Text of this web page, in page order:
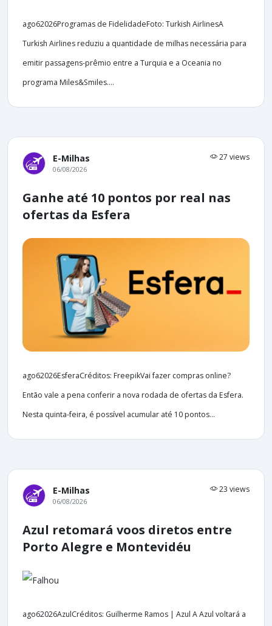
ago62026Programas de FidelidadeFoto: Turkish AirlinesA
Turkish Airlines reduziu a quantidade de milhas necessária para
emitir passagens-prêmio entre a Turquia e a Oceania no
programa Miles&Smiles....
E-Milhas 27 views
06/08/2026
Ganhe até 10 pontos por real nas
ofertas da Esfera
ago62026EsferaCréditos: FreepikVai fazer compras online?
Então vale a pena conferir a nova rodada de ofertas da Esfera.
Nesta quinta-feira, é possível acumular até 10 pontos...
E-Milhas 23 views
06/08/2026
Azul retomará voos diretos entre
Porto Alegre e Montevidéu
ago62026AzulCréditos: Guilherme Ramos | Azul A Azul voltará a